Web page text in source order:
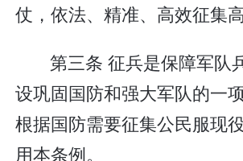
仗，依法、精准、高效征集
第三条 征兵是保障军队
设巩固国防和强大军队的一
根据国防需要征集公民服现
用本条例。